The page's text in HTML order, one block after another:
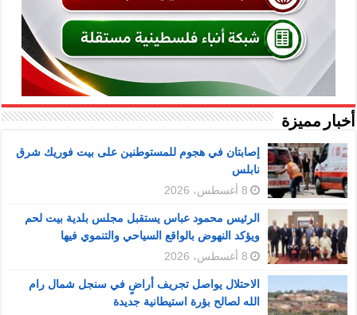
أخبار مميزة
إصابتان في هجوم للمستوطنين على بيت فوريك شرق
نابلس
8 أغسطس، 2026
الرئيس محمود عباس يستقبل مجلس بلدية بيت لحم
ويؤكد النهوض بالواقع السياحي والتنموي فيها
8 أغسطس، 2026
الاحتلال يواصل تجريف أراضٍ في سنجل شمال رام
الله لصالح بؤرة استيطانية جديدة